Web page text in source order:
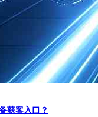
获客入口？